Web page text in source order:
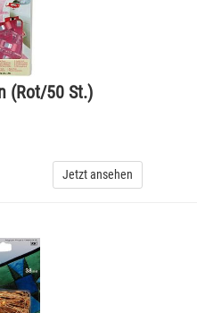
(Rot/50 St.)
Jetzt ansehen